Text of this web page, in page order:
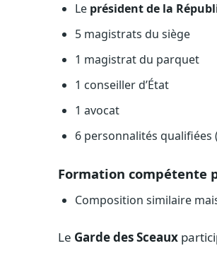
Le président de la
5 magistrats du siège
1 magistrat du parquet
1 conseiller d’État
1 avocat
6 personnalités qualifiées
Formation compétente
Composition similaire
Le Garde des Sceaux